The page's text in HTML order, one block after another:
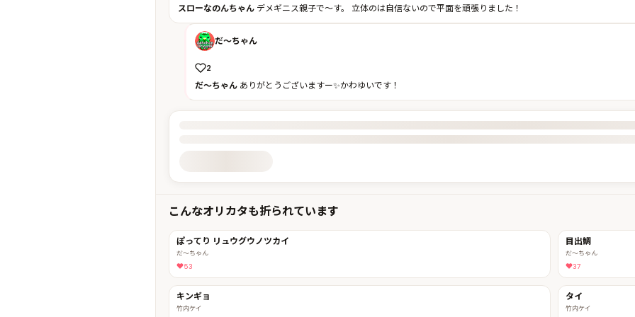
スローなのんちゃん デメギニス親子で〜す。 立体のは自信ないので平面を頑張りました！
だ〜ちゃん
2
だ〜ちゃん ありがとうございますー✨かわゆいです！
こんなオリカタも折られています
ぽってり リュウグウノツカイ
だ〜ちゃん
53
目出鯛
だ〜ちゃん
37
キンギョ
竹内ケイ
タイ
竹内ケイ